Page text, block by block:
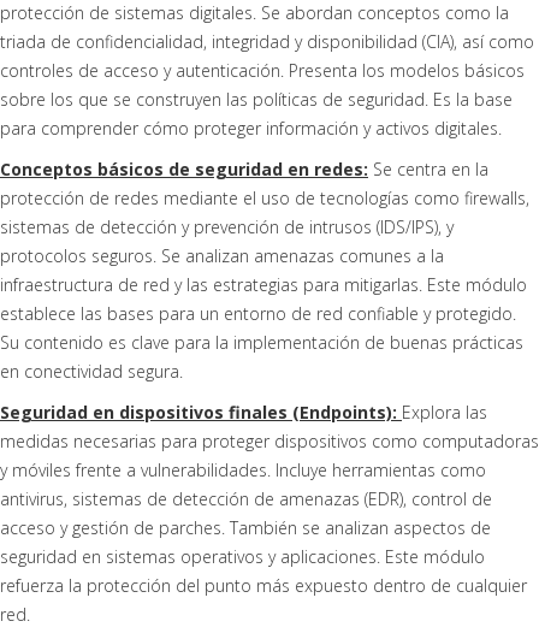
protección de sistemas digitales. Se abordan conceptos como la
triada de confidencialidad, integridad y disponibilidad (CIA), así como
controles de acceso y autenticación. Presenta los modelos básicos
sobre los que se construyen las políticas de seguridad. Es la base
para comprender cómo proteger información y activos digitales.
Conceptos básicos de seguridad en redes: Se centra en la
protección de redes mediante el uso de tecnologías como firewalls,
sistemas de detección y prevención de intrusos (IDS/IPS), y
protocolos seguros. Se analizan amenazas comunes a la
infraestructura de red y las estrategias para mitigarlas. Este módulo
establece las bases para un entorno de red confiable y protegido.
Su contenido es clave para la implementación de buenas prácticas
en conectividad segura.
Seguridad en dispositivos finales (Endpoints): Explora las
medidas necesarias para proteger dispositivos como computadoras
y móviles frente a vulnerabilidades. Incluye herramientas como
antivirus, sistemas de detección de amenazas (EDR), control de
acceso y gestión de parches. También se analizan aspectos de
seguridad en sistemas operativos y aplicaciones. Este módulo
refuerza la protección del punto más expuesto dentro de cualquier
red.